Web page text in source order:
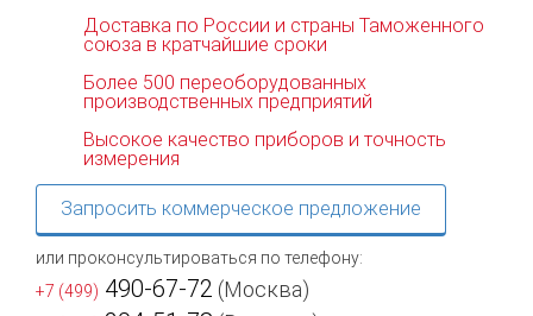
Доставка по России и страны Таможенного
союза в кратчайшие сроки
Более 500 переоборудованных
производственных предприятий
Высокое качество приборов и точность
измерения
Запросить коммерческое предложение
или проконсультироваться по телефону:
+7 (499) 490-67-72 (Москва)